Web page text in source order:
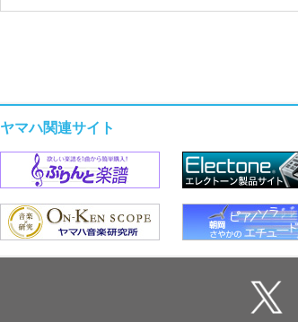
ヤマハ関連サイト